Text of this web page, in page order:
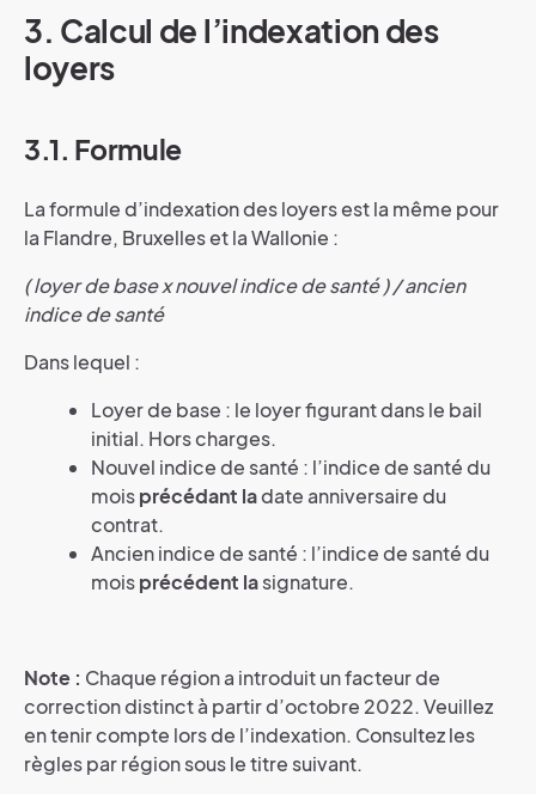
3. Calcul de l’indexation des
loyers
3.1. Formule
La formule d’indexation des loyers est la même pour
la Flandre, Bruxelles et la Wallonie :
( loyer de base x nouvel indice de santé ) / ancien
indice de santé
Dans lequel :
Loyer de base : le loyer figurant dans le bail
initial. Hors charges.
Nouvel indice de santé : l’indice de santé du
moisprécédant ladate anniversaire du
contrat.
Ancien indice de santé : l’indice de santé du
moisprécédent lasignature.
Note : Chaque région a introduit un facteur de
correction distinct à partir d’octobre 2022. Veuillez
en tenir compte lors de l’indexation. Consultez les
règles par région sous le titre suivant.